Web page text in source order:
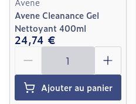
Avene Cleanance Gel
Nettoyant 400ml
24,74 €
Quantité
Ajouter au panier